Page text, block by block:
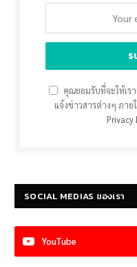
คุณยอมรับที่จะให้เร
แจ้งข่าวสารต่างๆ ภาย
Privacy
SOCIAL MEDIAS ของเรา
YouTube